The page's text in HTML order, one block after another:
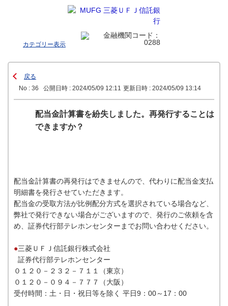
カテゴリー表示
戻る
No : 36
公開日時 : 2024/05/09 12:11 更新日時 : 2024/05/09 13:14
配当金計算書を紛失しました。再発行することは
できますか？
配当金計算書の再発行はできませんので、代わりに配当金支払
明細書を発行させていただきます。
配当金の受取方法が比例配分方式を選択されている場合など、
弊社で発行できない場合がございますので、発行のご依頼を含
め、証券代行部テレホンセンターまでお問い合わせください。
●三菱ＵＦＪ信託銀行株式会社
証券代行部テレホンセンター
０１２０－２３２－７１１（東京）
０１２０－０９４－７７７（大阪）
受付時間：土・日・祝日等を除く 平日9：00～17：00